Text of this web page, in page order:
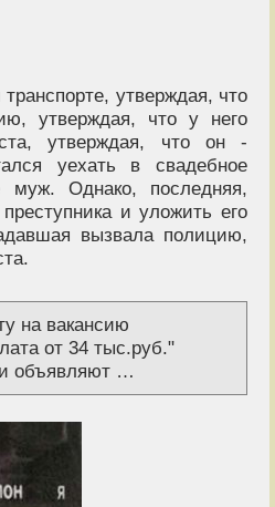
утверждая, что
утверждая, что у него
утверждая, что он -
уехать в свадебное
Однако, последняя,
и уложить его
вызвала полицию,
на вакансию
от 34 тыс.руб."
объявляют …